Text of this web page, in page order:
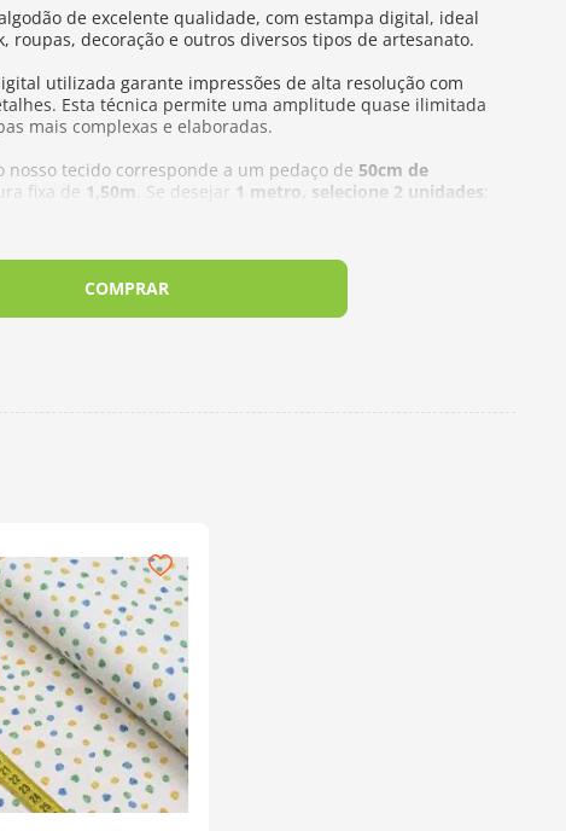
de excelente qualidade, com estampa digital, ideal
roupas, decoração e outros diversos tipos de artesanato.
utilizada garante impressões de alta resolução com
Esta técnica permite uma amplitude quase ilimitada
mais complexas e elaboradas.
nosso tecido corresponde a um pedaço de 50cm de
fixa de 1,50m . Se desejar 1 metro, selecione 2 unidades;
o tecido será enviado em
COMPRAR